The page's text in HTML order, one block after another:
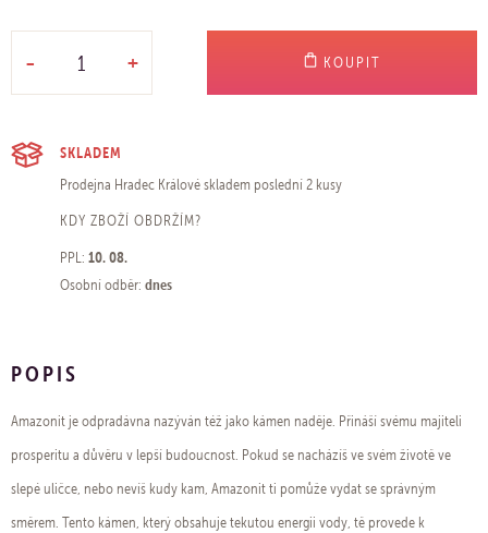
- + KOUPIT
SKLADEM
Prodejna Hradec Královéskladem poslední 2 kusy
KDY ZBOŽÍ OBDRŽÍM?
PPL: 10. 08.
Osobní odběr: dnes
POPIS
Amazonit je odpradávna nazýván též jako kámen naděje. Přináší svému majiteli
prosperitu a důvěru v lepší budoucnost. Pokud se nacházíš ve svém životě ve
slepé uličce, nebo nevíš kudy kam, Amazonit ti pomůže vydat se správným
směrem. Tento kámen, který obsahuje tekutou energii vody, tě provede k